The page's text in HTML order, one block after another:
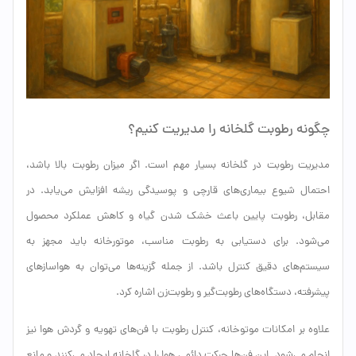
چگونه رطوبت گلخانه را مدیریت کنیم؟
مدیریت رطوبت در گلخانه بسیار مهم است. اگر میزان رطوبت بالا باشد،
احتمال شیوع بیماری‌های قارچی و پوسیدگی ریشه افزایش می‌یابد. در
مقابل، رطوبت پایین باعث خشک شدن گیاه و کاهش عملکرد محصول
می‌شود. برای دستیابی به رطوبت مناسب، موتورخانه باید مجهز به
سیستم‌های دقیق کنترل باشد. از جمله گزینه‌ها می‌توان به هواسازهای
پیشرفته، دستگاه‌های رطوبت‌گیر و رطوبت‌زن اشاره کرد.
علاوه بر امکانات موتوخانه، کنترل رطوبت با فن‌های تهویه و گردش هوا نیز